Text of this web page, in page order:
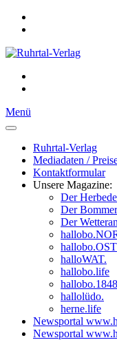
Menü
Ruhrtal-Verlag
Mediadaten /
Kontaktformular
Unsere Magazine:
Der
Der
Der
hallobo.OST
halloWAT.
hallobo.life
hallobo.1848
hallolüdo.
herne.life
Newsportal
Newsportal